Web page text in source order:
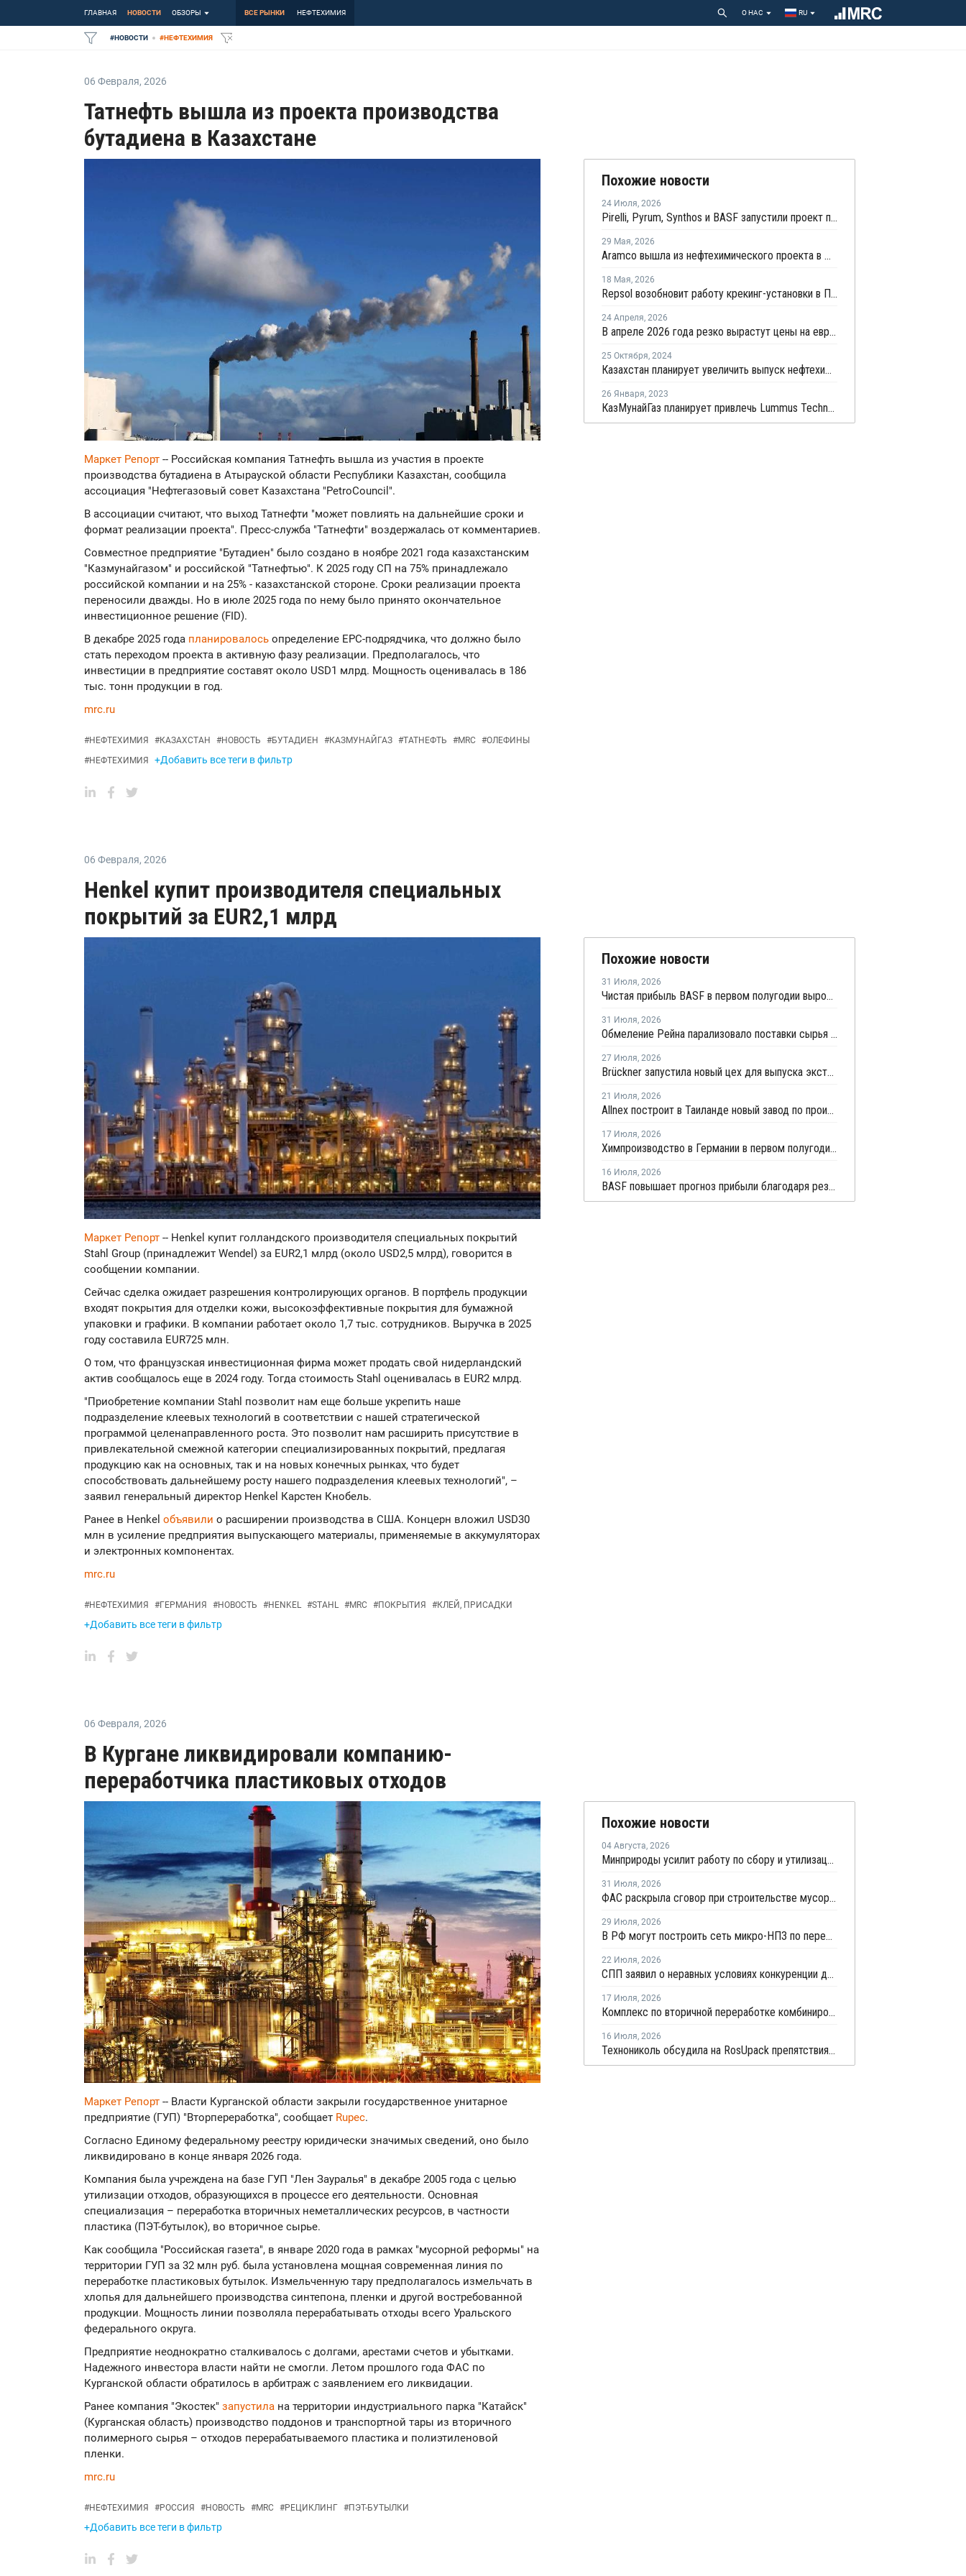
ГЛАВНАЯ НОВОСТИ ОБЗОРЫ ВСЕ РЫНКИ НЕФТЕХИМИЯ О НАС RU
#НОВОСТИ #НЕФТЕХИМИЯ
06 Февраля, 2026
Татнефть вышла из проекта производства
бутадиена в Казахстане
Маркет Репорт -- Российская компания Татнефть вышла из участия в проекте
производства бутадиена в Атырауской области Республики Казахстан, сообщила
ассоциация "Нефтегазовый совет Казахстана "PetroCouncil".
В ассоциации считают, что выход Татнефти "может повлиять на дальнейшие сроки и
формат реализации проекта". Пресс-служба "Татнефти" воздержалась от комментариев.
Совместное предприятие "Бутадиен" было создано в ноябре 2021 года казахстанским
"Казмунайгазом" и российской "Татнефтью". К 2025 году СП на 75% принадлежало
российской компании и на 25% - казахстанской стороне. Сроки реализации проекта
переносили дважды. Но в июле 2025 года по нему было принято окончательное
инвестиционное решение (FID).
В декабре 2025 года планировалось определение ЕРС-подрядчика, что должно было
стать переходом проекта в активную фазу реализации. Предполагалось, что
инвестиции в предприятие составят около USD1 млрд. Мощность оценивалась в 186
тыс. тонн продукции в год.
mrc.ru
#НЕФТЕХИМИЯ #КАЗАХСТАН #НОВОСТЬ #БУТАДИЕН #КАЗМУНАЙГАЗ #ТАТНЕФТЬ #MRC #ОЛЕФИНЫ
#НЕФТЕХИМИЯ +Добавить все теги в фильтр
Похожие новости
24 Июля, 2026
Pirelli, Pyrum, Synthos и BASF запустили проект по совместной переработке шин
29 Мая, 2026
Aramco вышла из нефтехимического проекта в Малайзии
18 Мая, 2026
Repsol возобновит работу крекинг-установки в Португалии в июне
24 Апреля, 2026
В апреле 2026 года резко вырастут цены на европейскую нефтехимическую продукцию
25 Октября, 2024
Казахстан планирует увеличить выпуск нефтехимической продукции в пять раз к 2030 году
26 Января, 2023
КазМунайГаз планирует привлечь Lummus Technology для строительства производства бутадиена
06 Февраля, 2026
Henkel купит производителя специальных
покрытий за EUR2,1 млрд
Маркет Репорт -- Henkel купит голландского производителя специальных покрытий
Stahl Group (принадлежит Wendel) за EUR2,1 млрд (около USD2,5 млрд), говорится в
сообщении компании.
Сейчас сделка ожидает разрешения контролирующих органов. В портфель продукции
входят покрытия для отделки кожи, высокоэффективные покрытия для бумажной
упаковки и графики. В компании работает около 1,7 тыс. сотрудников. Выручка в 2025
году составила EUR725 млн.
О том, что французская инвестиционная фирма может продать свой нидерландский
актив сообщалось еще в 2024 году. Тогда стоимость Stahl оценивалась в EUR2 млрд.
"Приобретение компании Stahl позволит нам еще больше укрепить наше
подразделение клеевых технологий в соответствии с нашей стратегической
программой целенаправленного роста. Это позволит нам расширить присутствие в
привлекательной смежной категории специализированных покрытий, предлагая
продукцию как на основных, так и на новых конечных рынках, что будет
способствовать дальнейшему росту нашего подразделения клеевых технологий", –
заявил генеральный директор Henkel Карстен Кнобель.
Ранее в Henkel объявили о расширении производства в США. Концерн вложил USD30
млн в усиление предприятия выпускающего материалы, применяемые в аккумуляторах
и электронных компонентах.
mrc.ru
#НЕФТЕХИМИЯ #ГЕРМАНИЯ #НОВОСТЬ #HENKEL #STAHL #MRC #ПОКРЫТИЯ #КЛЕЙ, ПРИСАДКИ
+Добавить все теги в фильтр
Похожие новости
31 Июля, 2026
Чистая прибыль BASF в первом полугодии выросла в 5,7 раза
31 Июля, 2026
Обмеление Рейна парализовало поставки сырья для нефтехимии Германии
27 Июля, 2026
Brückner запустила новый цех для выпуска экструзионного оборудования
21 Июля, 2026
Allnex построит в Таиланде новый завод по производству добавок для предотвращения потеков (SCA)
17 Июля, 2026
Химпроизводство в Германии в первом полугодии сократилось на 3%
16 Июля, 2026
BASF повышает прогноз прибыли благодаря результатам, превзошедшим ожидания
06 Февраля, 2026
В Кургане ликвидировали компанию-
переработчика пластиковых отходов
Маркет Репорт -- Власти Курганской области закрыли государственное унитарное
предприятие (ГУП) "Вторпереработка", сообщает Rupec.
Согласно Единому федеральному реестру юридически значимых сведений, оно было
ликвидировано в конце января 2026 года.
Компания была учреждена на базе ГУП "Лен Зауралья" в декабре 2005 года с целью
утилизации отходов, образующихся в процессе его деятельности. Основная
специализация – переработка вторичных неметаллических ресурсов, в частности
пластика (ПЭТ-бутылок), во вторичное сырье.
Как сообщила "Российская газета", в январе 2020 года в рамках "мусорной реформы" на
территории ГУП за 32 млн руб. была установлена мощная современная линия по
переработке пластиковых бутылок. Измельченную тару предполагалось измельчать в
хлопья для дальнейшего производства синтепона, пленки и другой востребованной
продукции. Мощность линии позволяла перерабатывать отходы всего Уральского
федерального округа.
Предприятие неоднократно сталкивалось с долгами, арестами счетов и убытками.
Надежного инвестора власти найти не смогли. Летом прошлого года ФАС по
Курганской области обратилось в арбитраж с заявлением его ликвидации.
Ранее компания "Экостек" запустила на территории индустриального парка "Катайск"
(Курганская область) производство поддонов и транспортной тары из вторичного
полимерного сырья – отходов перерабатываемого пластика и полиэтиленовой
пленки.
mrc.ru
#НЕФТЕХИМИЯ #РОССИЯ #НОВОСТЬ #MRC #РЕЦИКЛИНГ #ПЭТ-БУТЫЛКИ
+Добавить все теги в фильтр
Похожие новости
04 Августа, 2026
Минприроды усилит работу по сбору и утилизации отработанных шин
31 Июля, 2026
ФАС раскрыла сговор при строительстве мусорных полигонов на 14,9 млрд рублей
29 Июля, 2026
В РФ могут построить сеть микро-НПЗ по переработке пластика в бензин
22 Июля, 2026
СПП заявил о неравных условиях конкуренции для импортеров полимерной упаковки в рамках российского РОП
17 Июля, 2026
Комплекс по вторичной переработке комбинированной упаковки запущен в Челябинске
16 Июля, 2026
Технониколь обсудила на RosUpack препятствия в переработке ПЭТ